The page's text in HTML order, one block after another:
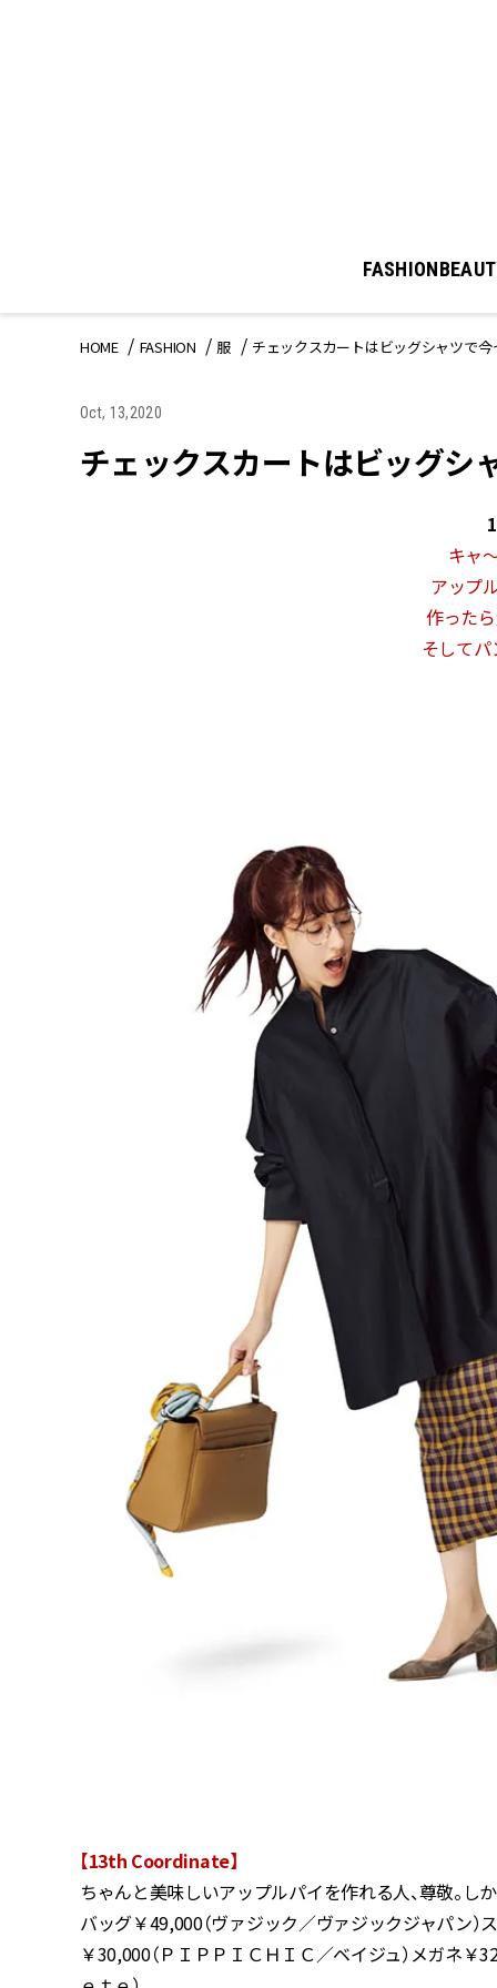
FASHION
HOME FASHION 服 チェックスカートはビッグシャツで
Oct, 13,2020
チェックスカートはビッグシ
キャ
アップ
作った
そしてパ
【13th Coordinate】
ちゃんと美味しいアップルパイを作れる人、尊敬。
バッグ￥49,000（ヴァジック／ヴァジックジャパン）
￥30,000（ＰＩＰＰＩＣＨＩＣ／ベイジュ）メガネ￥